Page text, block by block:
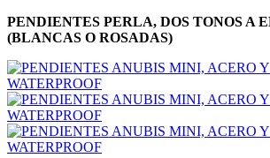
PENDIENTES PERLA, DOS TONOS A
(BLANCAS O ROSADAS)